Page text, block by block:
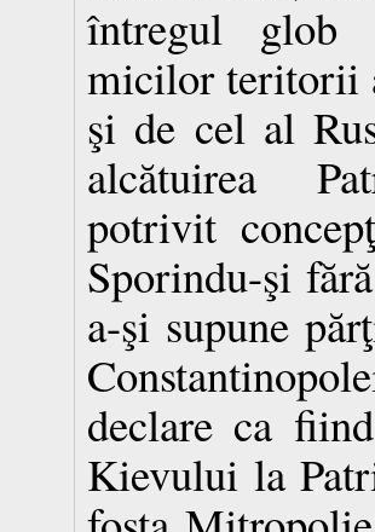
întregul glob
micilor teritorii
şi de cel al
alcătuirea
potrivit
Sporindu-şi
a-şi supune
declare ca
Kievului la